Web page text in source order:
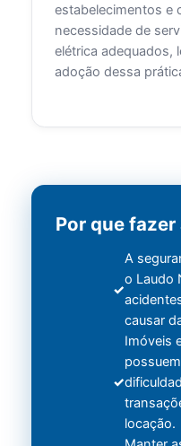
estabelecimentos e
necessidade de
elétrica adequados,
adoção dessa
Por que fazer
A
o Laudo
causar
Imóveis
locação.